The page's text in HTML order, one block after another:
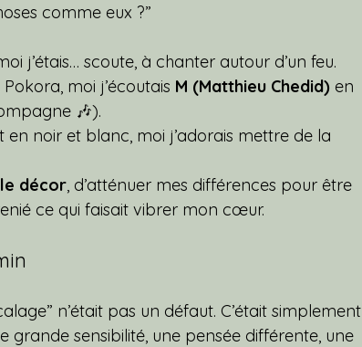
comme eux ?”
j’étais… scoute, à chanter autour d’un feu.
moi j’écoutais M (Matthieu Chedid) en
🎶).
noir et blanc, moi j’adorais mettre de la
décor, d’atténuer mes différences pour être
ce qui faisait vibrer mon cœur.
n’était pas un défaut. C’était simplement
grande sensibilité, une pensée différente, une